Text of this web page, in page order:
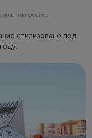
nsknews.info
стилизовано под